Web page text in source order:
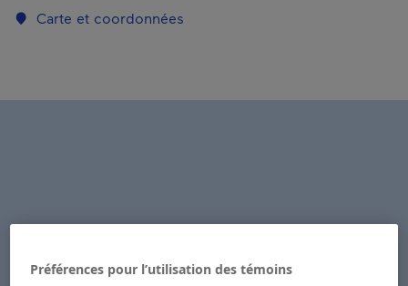
Carte et coordonnées
Préférences pour l’utilisation des témoins